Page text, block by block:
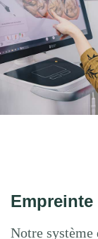
Notre